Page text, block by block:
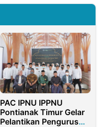
PAC IPNU IPPNU
Pontianak Timur Gelar
Pelantikan Pengurus